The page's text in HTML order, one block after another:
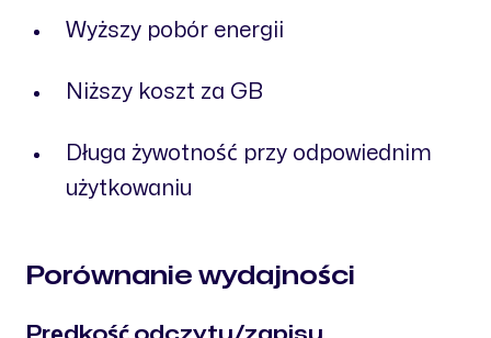
Wyższy pobór energii
Niższy koszt za GB
Długa żywotność przy odpowiednim
użytkowaniu
Porównanie wydajności
Prędkość odczytu/zapisu